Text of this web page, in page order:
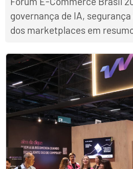
governança de IA,
dos marketplaces em